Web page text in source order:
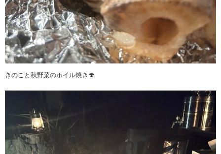
きのこと秋野菜のホイル焼き🍄